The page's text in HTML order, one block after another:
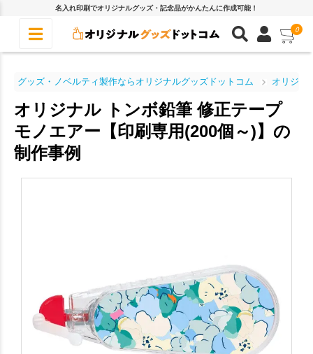
名入れ印刷でオリジナルグッズ・記念品がかんたんに作成可能！
0
グッズ・ノベルティ製作ならオリジナルグッズドットコム オリジナ
オリジナル トンボ鉛筆 修正テープ
モノエアー【印刷専用(200個～)】の
制作事例